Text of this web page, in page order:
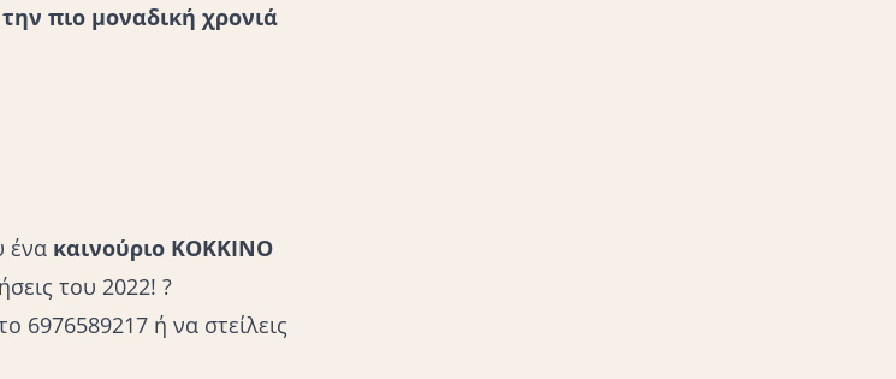
πιο μοναδική χρονιά
ένα καινούριο ΚΟΚΚΙΝΟ
του 2022! ?
6976589217 ή να στείλεις